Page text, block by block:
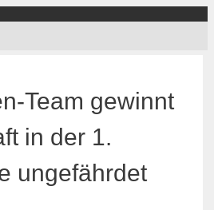
Team gewinnt
in der 1.
ungefährdet